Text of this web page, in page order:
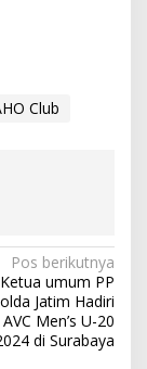
Club
Pos berikutnya
umum PP
Jatim Hadiri
Men’s U-20
di Surabaya